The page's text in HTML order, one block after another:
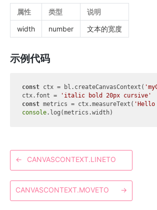
属性 类型
说明
width
number 文本的宽度
示例代码
const ctx = bl.createCanvasContext(
ctx.font =
'italic bold 20px cursive'
const metrics = ctx.measureText( 'Hello
console
← CANVASCONTEXT.LINETO
CANVASCONTEXT.MOVETO →